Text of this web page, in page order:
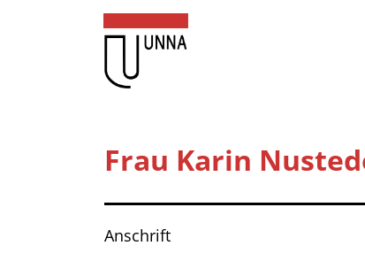
Zum Hauptinhalt springen
Zum Hauptinhalt
Dienstleistungen A-Z
Mitarbeitende A-Z
Frau Karin
Anschrift